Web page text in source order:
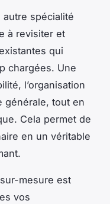
spécialité
à revisiter et
qui
chargées. Une
l’organisation
générale, tout en
Cela permet de
en un véritable
mesure est
vos